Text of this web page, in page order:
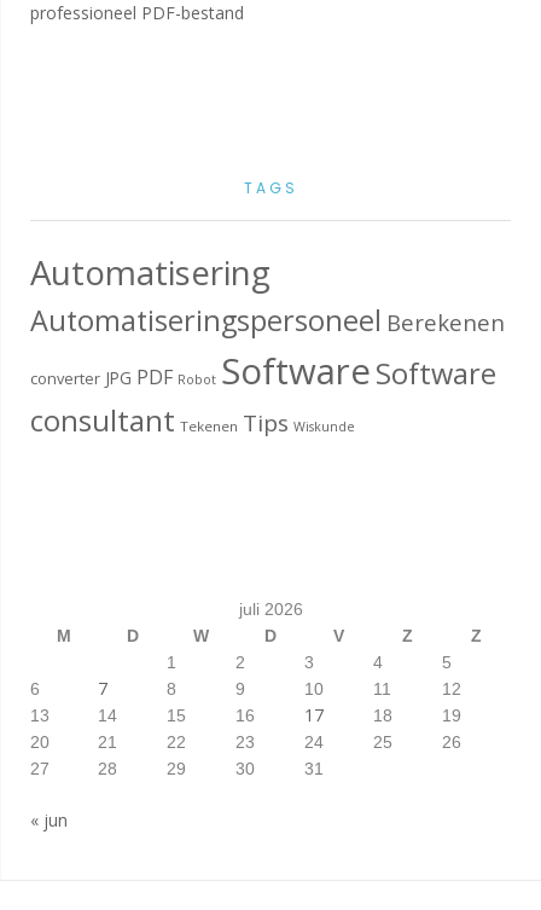
professioneel PDF-bestand
TAGS
Automatisering
Automatiseringspersoneel Berekenen
converter JPG PDF Robot SoftwareSoftware
consultant Tekenen Tips Wiskunde
juli 2026
M
D W D V Z
Z
1
2 3 4
5
6
7 8 9 10 11
12
13
14 15 16 17 18
19
20
21 22 23 24 25
26
27
28 29 30 31
« jun